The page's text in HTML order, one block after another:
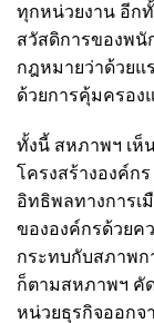
ทุกหน่วยงาน อีก
สวัสดิการของพนั
กฎหมายว่าด้วยแ
ด้วยการคุ้มครอง
ทั้งนี้ สหภาพฯ เห็
โครงสร้างองค์ก
อิทธิพลทางการเ
ขององค์กรด้วยค
กระทบกับสภาพก
ก็ตามสหภาพฯ คั
หน่วยธุรกิจออกจ